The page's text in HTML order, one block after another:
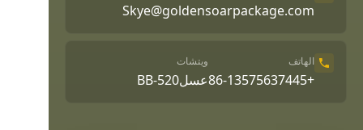
Skye@goldensoarpackage.com
الهاتف
+86-13575637445
ويتشات
عسلBB-520